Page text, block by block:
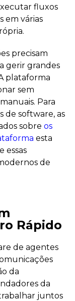
fluxos
em várias
precisam
gerir grandes
plataforma
sem
Para
de software, as
sobre os
esta
essas
de
Rápido
de agentes
da
da
juntos